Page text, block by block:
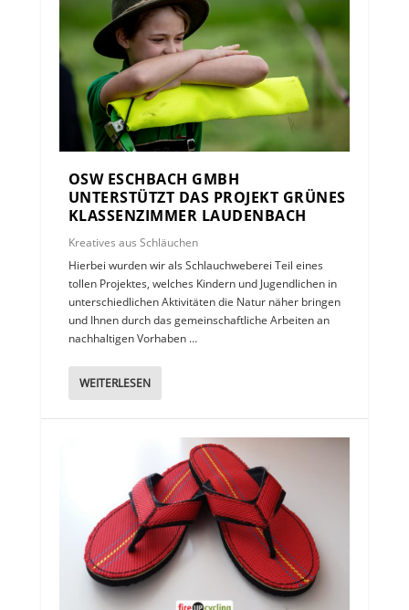
OSW ESCHBACH GMBH
UNTERSTÜTZT DAS PROJEKT GRÜNES
KLASSENZIMMER LAUDENBACH
Kreatives aus Schläuchen
Hierbei wurden wir als Schlauchweberei Teil eines
tollen Projektes, welches Kindern und Jugendlichen in
unterschiedlichen Aktivitäten die Natur näher bringen
und Ihnen durch das gemeinschaftliche Arbeiten an
nachhaltigen Vorhaben …
WEITERLESEN